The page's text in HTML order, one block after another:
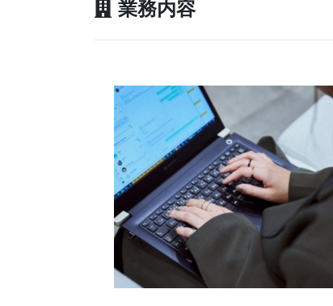
業務内容